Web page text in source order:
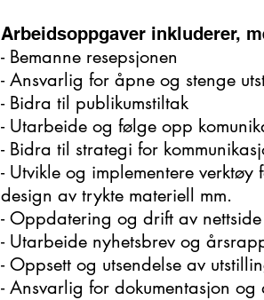
Arbeidsoppgaver inkluderer,
- Bemanne resepsjonen
- Ansvarlig for åpne og stenge
- Bidra til publikumstiltak
- Utarbeide og følge opp
- Bidra til strategi for
- Utvikle og implementere
design av trykte materiell mm.
- Oppdatering og drift av nettside
- Utarbeide nyhetsbrev og
- Oppsett og utsendelse av
- Ansvarlig for dokumentasjon og